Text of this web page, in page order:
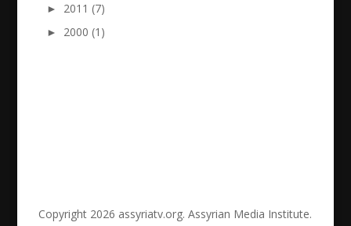
►
2011 (7)
►
2000 (1)
Copyright 2026 assyriatv.org. Assyrian Media Institute.